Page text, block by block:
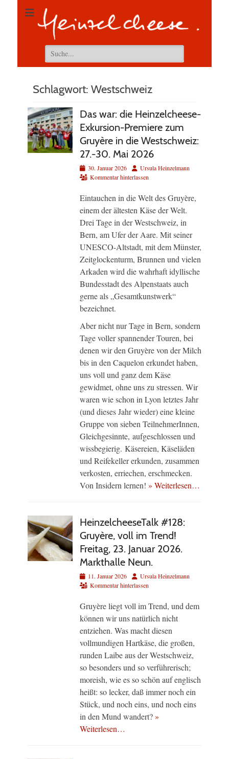
Suchen
nach:
Schlagwort: Westschweiz
Das war: die Heinzelcheese-
Exkursion-Premiere zum
Gruyère in die Westschweiz:
27.-30. Mai 2026
Veröffentlicht
am
30. Januar 2026 AutorUrsula Heinzelmann
Kommentar hinterlassen
Eintauchen in die Welt des Gruyère,
einem der ältesten Käse der Welt.
Drei Tage in der Westschweiz, in
Bern, am Ufer der Aare. Mit seiner
UNESCO-Altstadt, mit dem Münster,
Zeitglockenturm, Brunnen und vielen
Arkaden wird die wahrhaft idyllische
Bundesstadt des Alpenstaats auch
gerne als „Gesamtkunstwerk“
bezeichnet.
Aber nicht nur Tage in Bern, sondern
Tage voller spannender Touren, bei
denen wir den Gruyère von der Milch
bis in den Caquelon erkundet haben,
uns voll und ganz dem Käse
gewidmet, ohne uns zu stressen. Wir
waren wie schon in Lyon letztes Jahr
(und dieses Jahr wieder) eine kleine
Gruppe von sieben TeilnehmerInnen,
Gleichgesinnte, aufgeschlossen und
wissbegierig. Käsereien, Käseläden
und Reifekeller erkunden, zusammen
verkosten, erriechen, erschmecken.
Von Insidern lernen! » Weiterlesen…
HeinzelcheeseTalk #128:
Gruyère, voll im Trend!
Freitag, 23. Januar 2026.
Markthalle Neun.
Veröffentlicht
am
11. Januar 2026 AutorUrsula Heinzelmann
Kommentar hinterlassen
Gruyère liegt voll im Trend, und dem
können wir uns natürlich nicht
entziehen. Was macht diesen
vollmundigen Hartkäse, die großen,
runden Laibe aus der Westschweiz,
so besonders und so verführerisch;
moreish, wie es so schön auf englisch
heißt: so lecker, daß immer noch ein
Stück, und noch eins, und noch eins
in den Mund wandert?»
Weiterlesen…